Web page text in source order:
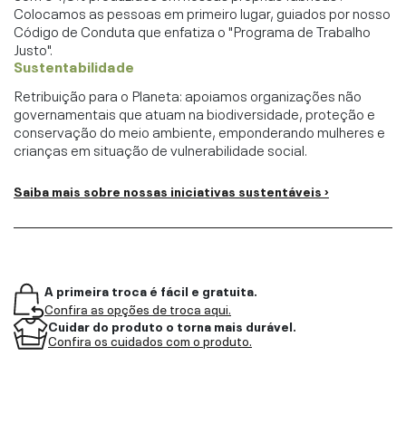
Colocamos as pessoas em primeiro lugar, guiados por nosso
Código de Conduta que enfatiza o "Programa de Trabalho
Justo".
Sustentabilidade
Retribuição para o Planeta: apoiamos organizações não
governamentais que atuam na biodiversidade, proteção e
conservação do meio ambiente, emponderando mulheres e
crianças em situação de vulnerabilidade social.
Saiba mais sobre nossas iniciativas sustentáveis ›
A primeira troca é fácil e gratuita.
Confira as opções de troca aqui.
Cuidar do produto o torna mais durável.
Confira os cuidados com o produto.